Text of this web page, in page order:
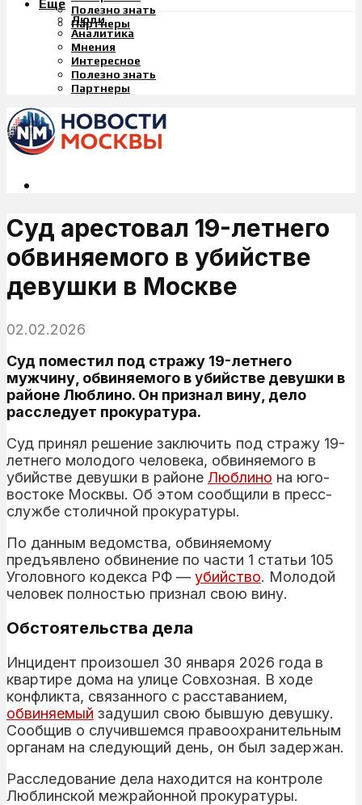
Полезно знать
Партнеры
Еще
Люди
Аналитика
Мнения
Интересное
Полезно знать
Партнеры
Суд арестовал 19-летнего
обвиняемого в убийстве
девушки в Москве
02.02.2026
Суд поместил под стражу 19-летнего
мужчину, обвиняемого в убийстве девушки в
районе Люблино. Он признал вину, дело
расследует прокуратура.
Суд принял решение заключить под стражу 19-
летнего молодого человека, обвиняемого в
убийстве девушки в районе Люблино на юго-
востоке Москвы. Об этом сообщили в пресс-
службе столичной прокуратуры.
По данным ведомства, обвиняемому
предъявлено обвинение по части 1 статьи 105
Уголовного кодекса РФ — убийство. Молодой
человек полностью признал свою вину.
Обстоятельства дела
Инцидент произошел 30 января 2026 года в
квартире дома на улице Совхозная. В ходе
конфликта, связанного с расставанием,
обвиняемый задушил свою бывшую девушку.
Сообщив о случившемся правоохранительным
органам на следующий день, он был задержан.
Расследование дела находится на контроле
Люблинской межрайонной прокуратуры.